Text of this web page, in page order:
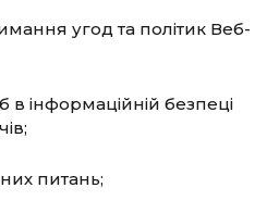
угод та політик Веб-
інформаційній безпеці
питань;